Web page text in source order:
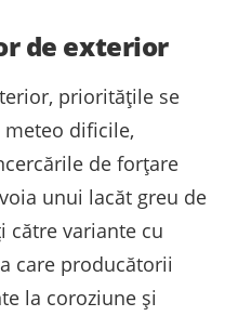
de exterior
prioritățile se
dificile,
de forțare
unui lacăt greu de
către variante cu
care producătorii
la coroziune și